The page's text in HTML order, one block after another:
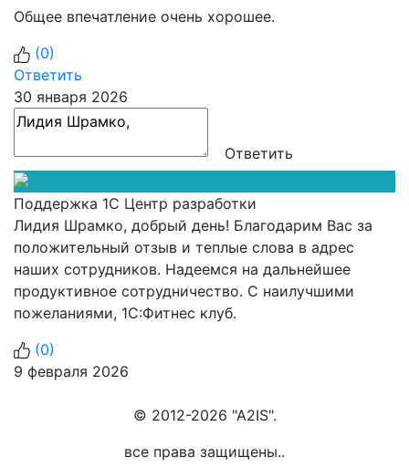
Общее впечатление очень хорошее.
(0)
Ответить
30 января 2026
Ответить
Поддержка 1С Центр разработки
Лидия Шрамко, добрый день! Благодарим Вас за
положительный отзыв и теплые слова в адрес
наших сотрудников. Надеемся на дальнейшее
продуктивное сотрудничество. С наилучшими
пожеланиями, 1С:Фитнес клуб.
(0)
9 февраля 2026
© 2012-2026 "A2IS".
все права защищены..